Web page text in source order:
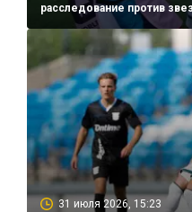
расследование против
31 июля 2026, 15:23